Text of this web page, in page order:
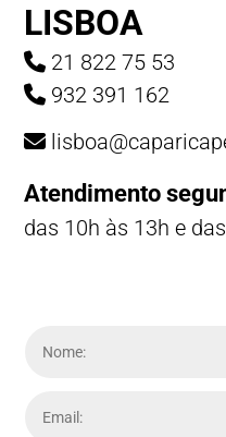
LISBOA
21 822 75 53
932 391 162
Atendimento
das 10h às 13h e